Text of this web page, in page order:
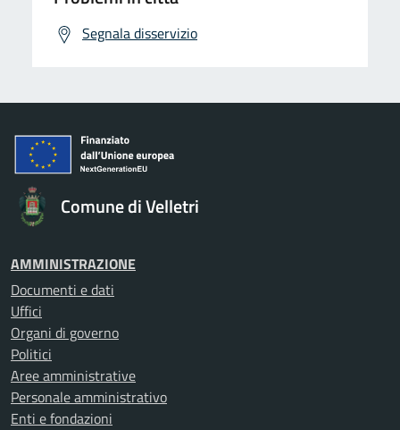
Segnala disservizio
Comune di Velletri
AMMINISTRAZIONE
Documenti e dati
Uffici
Organi di governo
Politici
Aree amministrative
Personale amministrativo
Enti e fondazioni